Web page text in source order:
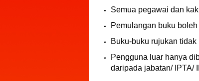
Semua pegawai dan
Pemulangan buku
Buku-buku rujukan
Pengguna luar hanya
daripada jabatan/ IPTA/